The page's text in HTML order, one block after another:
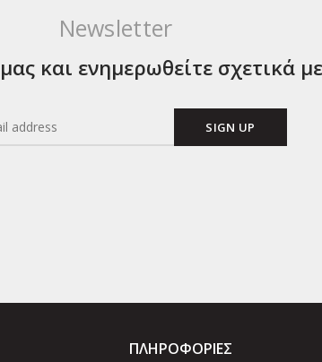
Newsletter
και ενημερωθείτε σχετικά
ΠΛΗΡΟΦΟΡΙΕΣ